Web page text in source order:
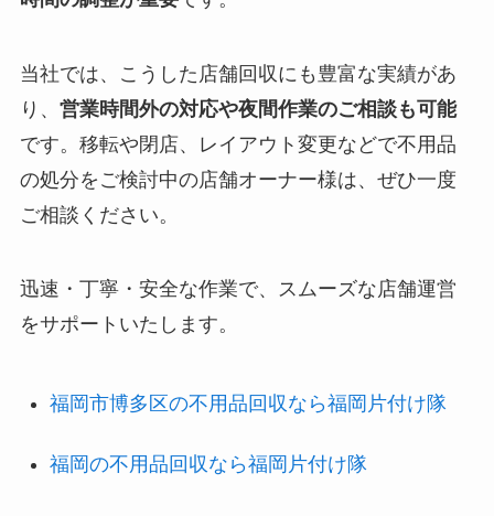
当社では、こうした店舗回収にも豊富な実績があ
り、 営業時間外の対応や夜間作業のご相談も可能
です。移転や閉店、レイアウト変更などで不用品
の処分をご検討中の店舗オーナー様は、ぜひ一度
ご相談ください。
迅速・丁寧・安全な作業で、スムーズな店舗運営
をサポートいたします。
福岡市博多区の不用品回収なら福岡片付け隊
福岡の不用品回収なら福岡片付け隊